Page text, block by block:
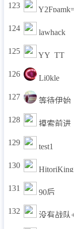
123 Y2Fpamk=
124 lawhack
125 YY_TT
126 Li0kle
127 等待伊始
128 摸索前进
129 test1
130 HitoriKing
131 90后
132 没有战队